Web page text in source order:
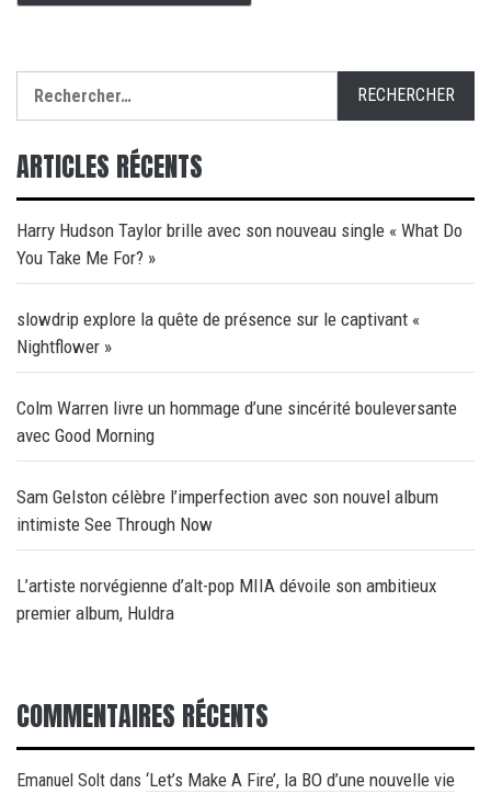
ARTICLES RÉCENTS
Harry Hudson Taylor brille avec son nouveau single « What Do
You Take Me For? »
slowdrip explore la quête de présence sur le captivant «
Nightflower »
Colm Warren livre un hommage d’une sincérité bouleversante
avec Good Morning
Sam Gelston célèbre l’imperfection avec son nouvel album
intimiste See Through Now
L’artiste norvégienne d’alt-pop MIIA dévoile son ambitieux
premier album, Huldra
COMMENTAIRES RÉCENTS
Emanuel Solt dans ‘Let’s Make A Fire’, la BO d’une nouvelle vie